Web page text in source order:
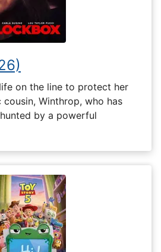
on the line to protect her
Winthrop, who has
by a powerful